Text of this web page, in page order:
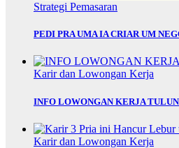
Strategi Pemasaran
PEDI PRA UMA IA CRIAR UM
Karir dan Lowongan Kerja
INFO LOWONGAN KERJA
Karir dan Lowongan Kerja